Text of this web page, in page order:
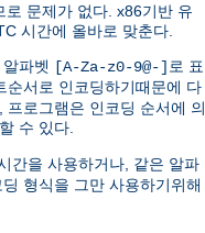
문제가 없다. x86기반 유
시간에 올바로 맞춘다.
파벳 [A-Za-z0-9@-] 로 표
순서로 인코딩하기때문에 다
로그램은 인코딩 순서에 의
수 있다.
간을 사용하거나, 같은 알파
형식을 그만 사용하기위해